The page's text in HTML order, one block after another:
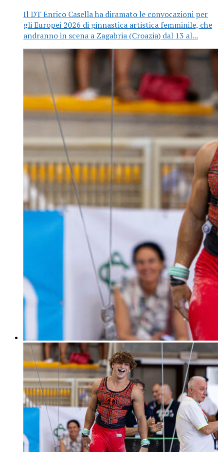
Il DT Enrico Casella ha diramato le convocazioni per
gli Europei 2026 di ginnastica artistica femminile, che
andranno in scena a Zagabria (Croazia) dal 13 al...